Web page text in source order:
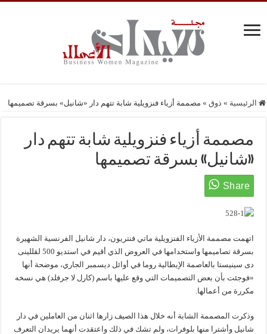
الرئيسية » ذوق » مصممة أزياء فنزويلية شابة تتهم دار «شانيل» بسرقة تصميمها
مصممة أزياء فنزويلية شابة تتهم دار
«شانيل» بسرقة تصميمها
اتهمت مصممة الأزياء الفنزويلية ماتي فنتريون، دار شانيل الفرنسية الشهيرة
بسرقة تصاميمها واستخدامها في العروض الذي أقيم في استديو 500 لقللينى
دى سينيستا بالعاصمة الإيطالية روما في أوائل ديسمبر الجاري، موضحة أنها
«فوجئت بأن بعض التصميمات التي وقع عليها باسم (كارل لا جرفلد) هي نسخه
مكررة من أعمالها.
وذكرت المصممة الشابة أنه خلال هذا الصيف زارها اثنان من العاملين في دار
شانيل وأشترا منها بلوفرات، ولم تشك في ذلك واعتقدت أنهما يريدان التعرف